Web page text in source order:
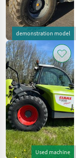
demonstration model
Used machine